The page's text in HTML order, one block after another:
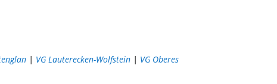
| VG Lauterecken-Wolfstein | VG Oberes